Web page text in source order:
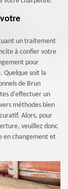
un traitement
à confier votre
pour
Quelque soit la
de Brun
d'effectuer un
méthodes bien
Alors, pour
veuillez donc
en changement et